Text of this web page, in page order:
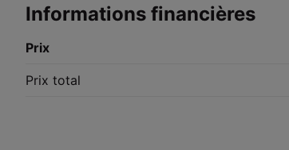
Informations financières
Prix
Prix total